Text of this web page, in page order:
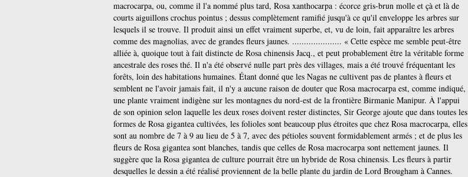
macrocarpa, ou, comme il l'a nommé plus tard, Rosa xanthocarpa : écorce gris-brun molle et çà et là de
courts aiguillons crochus pointus ; dessus complètement ramifié jusqu'à ce qu'il enveloppe les arbres sur
lesquels il se trouve. Il produit ainsi un effet vraiment superbe, et, vu de loin, fait apparaître les arbres
comme des magnolias, avec de grandes fleurs jaunes. ..................... « Cette espèce me semble peut-être
alliée à, quoique tout à fait distincte de Rosa chinensis Jacq., et peut probablement être la véritable forme
ancestrale des roses thé. Il n'a été observé nulle part près des villages, mais a été trouvé fréquentant les
forêts, loin des habitations humaines. Étant donné que les Nagas ne cultivent pas de plantes à fleurs et
semblent ne l'avoir jamais fait, il n'y a aucune raison de douter que Rosa macrocarpa est, comme indiqué,
une plante vraiment indigène sur les montagnes du nord-est de la frontière Birmanie Manipur. À l'appui
de son opinion selon laquelle les deux roses doivent rester distinctes, Sir George ajoute que dans toutes les
formes de Rosa gigantea cultivées, les folioles sont beaucoup plus étroites que chez Rosa macrocarpa, elles
sont au nombre de 7 à 9 au lieu de 5 à 7, avec des pétioles souvent formidablement armés ; et de plus les
fleurs de Rosa gigantea sont blanches, tandis que celles de Rosa macrocarpa sont nettement jaunes. Il
suggère que la Rosa gigantea de culture pourrait être un hybride de Rosa chinensis. Les fleurs à partir
desquelles le dessin a été réalisé proviennent de la belle plante du jardin de Lord Brougham à Cannes.